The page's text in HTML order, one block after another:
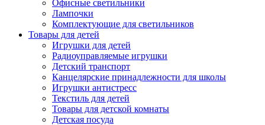
Офисные светильники
Лампочки
Комплектующие для светильников
Товары для детей
Игрушки для детей
Радиоуправляемые игрушки
Детский транспорт
Канцелярские принадлежности для школы
Игрушки антистресс
Текстиль для детей
Товары для детской комнаты
Детская посуда